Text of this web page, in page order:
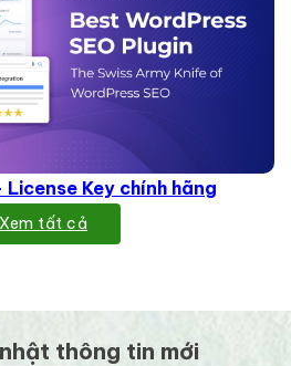
Key chính hãng
Xem tất cả
thông tin mới